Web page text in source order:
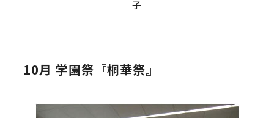
子
10月 学園祭『桐華祭』